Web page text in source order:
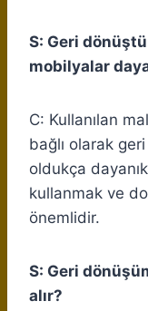
S: Geri
mobilyalar
C: Kullanılan
bağlı olarak
oldukça
kullanmak ve
önemlidir.
S: Geri
alır?